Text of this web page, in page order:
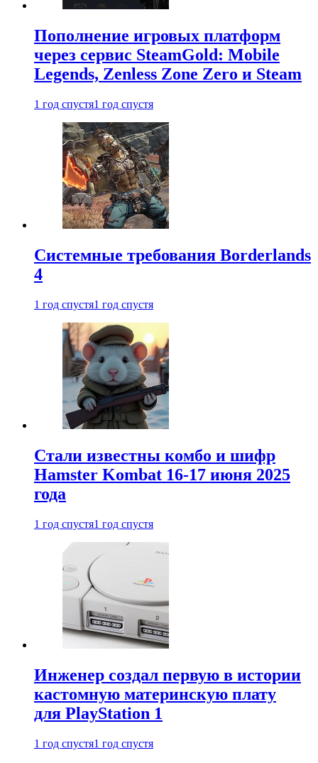
Пополнение игровых платформ
через сервис SteamGold: Mobile
Legends, Zenless Zone Zero и Steam
1 год спустя1 год спустя
Системные требования Borderlands
4
1 год спустя1 год спустя
Стали известны комбо и шифр
Hamster Kombat 16-17 июня 2025
года
1 год спустя1 год спустя
Инженер создал первую в истории
кастомную материнскую плату
для PlayStation 1
1 год спустя1 год спустя